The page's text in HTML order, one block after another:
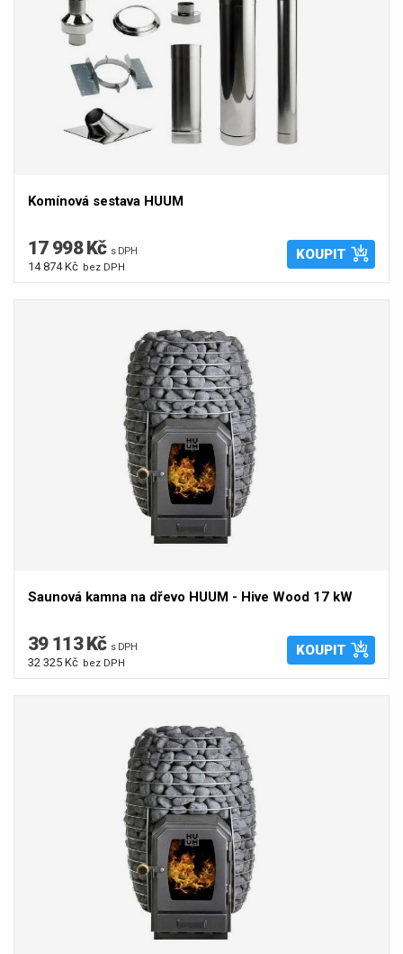
Komínová sestava HUUM
17 998 Kč s DPH
14 874 Kč bez DPH
KOUPIT
Saunová kamna na dřevo HUUM - Hive Wood 17 kW
39 113 Kč s DPH
32 325 Kč bez DPH
KOUPIT